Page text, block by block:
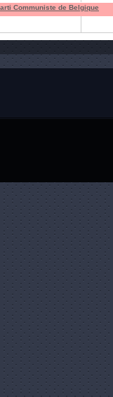
Communiste de Belgique